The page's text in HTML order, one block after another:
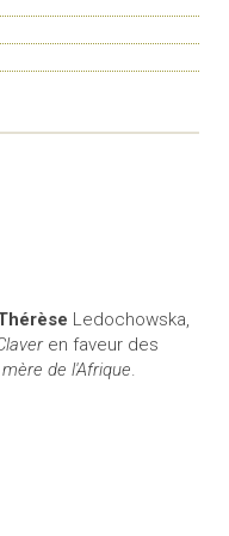
Ledochowska,
en faveur des
mère de l'Afrique.